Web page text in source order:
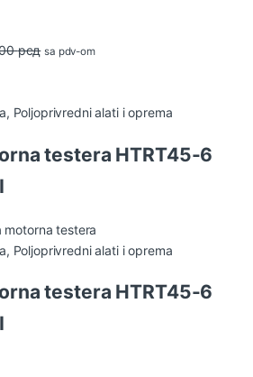
рсд sa pdv-om
, Poljoprivredni alati i oprema
testera HTRT45-6
, Poljoprivredni alati i oprema
testera HTRT45-6